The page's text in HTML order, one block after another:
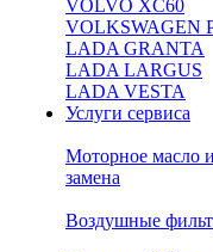
VOLVO XC60
VOLKSWAGEN
LADA GRANTA
LADA LARGUS
LADA VESTA
Услуги сервиса
Моторное масло
замена
Воздушные